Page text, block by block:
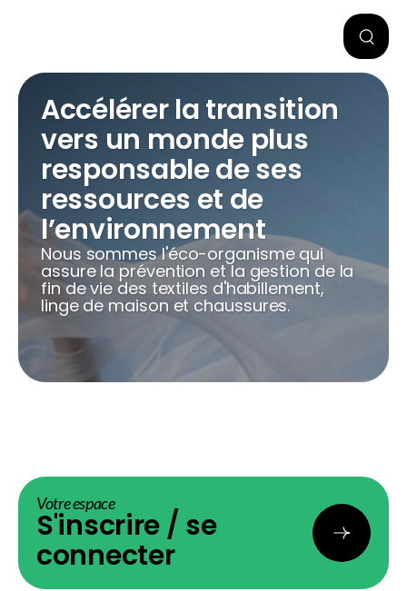
Accélérer la transition
vers un monde plus
responsable de ses
ressources et de
l’environnement
Nous sommes l'éco-organisme qui
assure la prévention et la gestion de la
fin de vie des textiles d'habillement,
linge de maison et chaussures.
Votre espace
S'inscrire / se
connecter